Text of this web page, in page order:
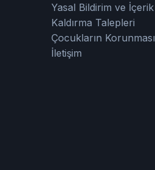
Yasal Bildirim ve İçerik
Kaldırma Talepleri
Çocukların Korunması
İletişim